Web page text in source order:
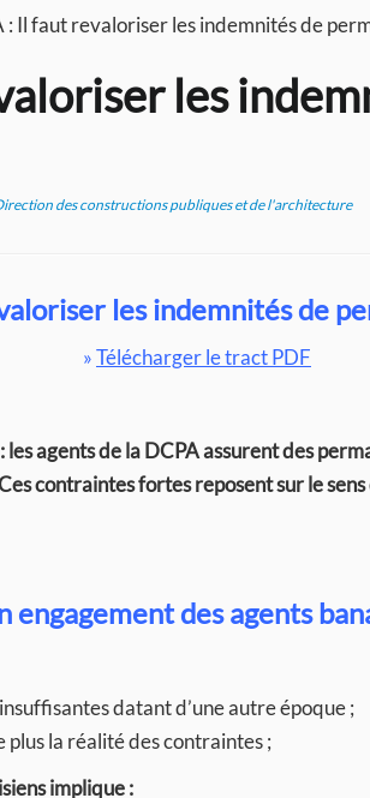
: Il faut revaloriser les indemnités de
les
des constructions publiques et de l'architecture
les indemnités de
»Télécharger le tract PDF
agents de la DCPA assurent des
contraintes fortes reposent sur le
engagement des agents
datant d’une autre époque ;
la réalité des contraintes ;
implique :